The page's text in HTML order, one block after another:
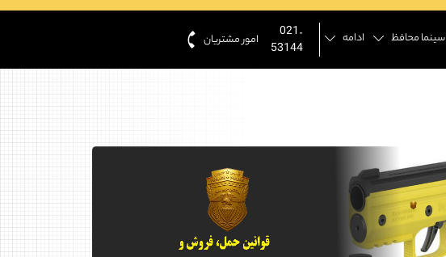
سینما محافظ ادامه
021-
53144
امور مشتریان